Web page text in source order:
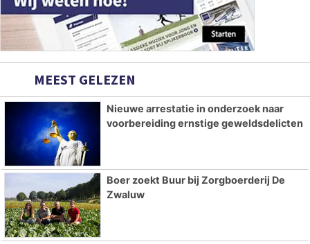
MEEST GELEZEN
Nieuwe arrestatie in onderzoek naar
voorbereiding ernstige geweldsdelicten
Boer zoekt Buur bij Zorgboerderij De
Zwaluw